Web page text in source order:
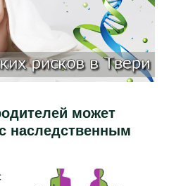
может
наследственным